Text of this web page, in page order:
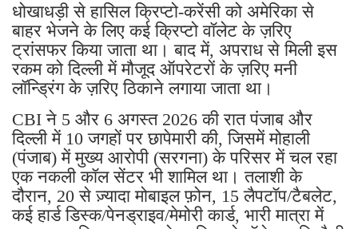
धोखाधड़ी से हासिल क्रिप्टो-करेंसी को अमेरिका से
बाहर भेजने के लिए कई क्रिप्टो वॉलेट के ज़रिए
ट्रांसफर किया जाता था। बाद में, अपराध से मिली इस
रकम को दिल्ली में मौजूद ऑपरेटरों के ज़रिए मनी
लॉन्ड्रिंग के ज़रिए ठिकाने लगाया जाता था।
CBI ने 5 और 6 अगस्त 2026 की रात पंजाब और
दिल्ली में 10 जगहों पर छापेमारी की, जिसमें मोहाली
(पंजाब) में मुख्य आरोपी (सरगना) के परिसर में चल रहा
एक नकली कॉल सेंटर भी शामिल था। तलाशी के
दौरान, 20 से ज़्यादा मोबाइल फ़ोन, 15 लैपटॉप/टैबलेट,
कई हार्ड डिस्क/पेनड्राइव/मेमोरी कार्ड, भारी मात्रा में